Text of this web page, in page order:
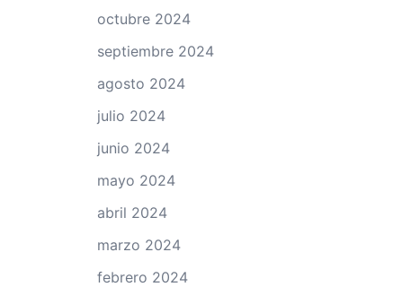
octubre 2024
septiembre 2024
agosto 2024
julio 2024
junio 2024
mayo 2024
abril 2024
marzo 2024
febrero 2024